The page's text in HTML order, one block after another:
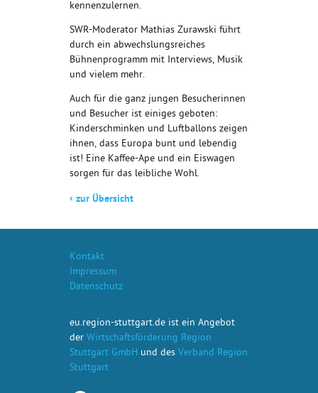
kennenzulernen.
SWR-Moderator Mathias Zurawski führt
durch ein abwechslungsreiches
Bühnenprogramm mit Interviews, Musik
und vielem mehr.
Auch für die ganz jungen Besucherinnen
und Besucher ist einiges geboten:
Kinderschminken und Luftballons zeigen
ihnen, dass Europa bunt und lebendig
ist! Eine Kaffee-Ape und ein Eiswagen
sorgen für das leibliche Wohl.
‹ zur Übersicht
Kontakt
Impressum
Datenschutz
eu.region-stuttgart.de ist ein Angebot
der Wirtschaftsförderung Region
Stuttgart GmbH und des Verband Region
Stuttgart